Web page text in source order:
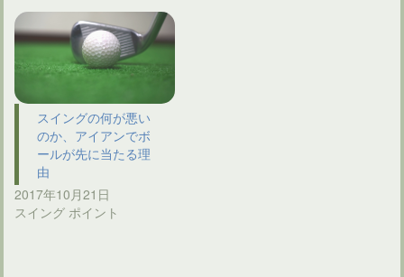
スイングの何が悪い
のか、アイアンでボ
ールが先に当たる理
由
2017年10月21日
スイング ポイント